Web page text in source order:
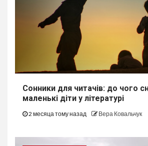
Сонники для читачів: до чого
маленькі діти у літературі
2 месяца тому назад Вера Ковальчук